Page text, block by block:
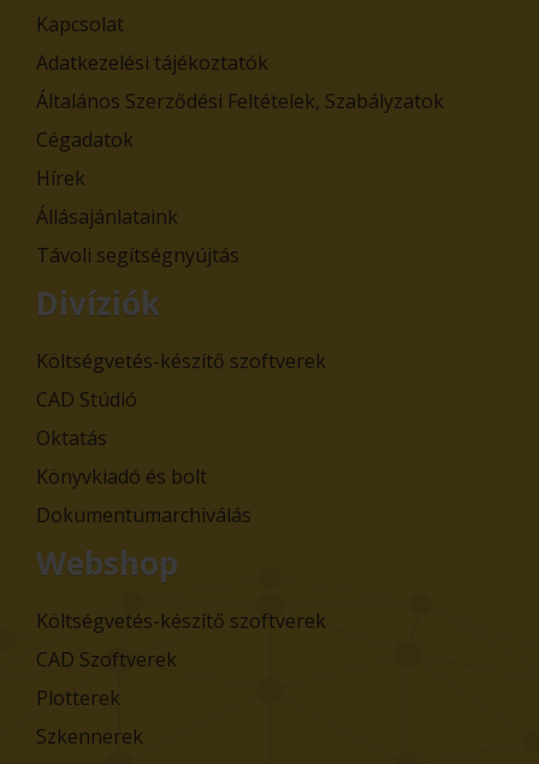
Kapcsolat
Adatkezelési tájékoztatók
Általános Szerződési Feltételek, Szabályzatok
Cégadatok
Hírek
Állásajánlataink
Távoli segítségnyújtás
Divíziók
Költségvetés-készítő szoftverek
CAD Stúdió
Oktatás
Könyvkiadó és bolt
Dokumentumarchiválás
Webshop
Költségvetés-készítő szoftverek
CAD Szoftverek
Plotterek
Szkennerek